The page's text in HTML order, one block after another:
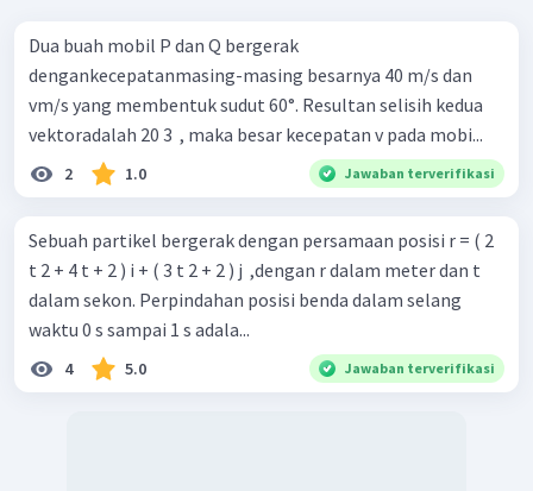
Dua buah mobil P dan Q bergerak
dengankecepatanmasing-masing besarnya 40 m/s dan
vm/s yang membentuk sudut 60°. Resultan selisih kedua
vektoradalah 20 3 ​ , maka besar kecepatan v pada mobi...
2 1.0 Jawaban terverifikasi
Sebuah partikel bergerak dengan persamaan posisi r = ( 2
t 2 + 4 t + 2 ) i + ( 3 t 2 + 2 ) j ​ ,dengan r dalam meter dan t
dalam sekon. Perpindahan posisi benda dalam selang
waktu 0 s sampai 1 s adala...
4 5.0 Jawaban terverifikasi